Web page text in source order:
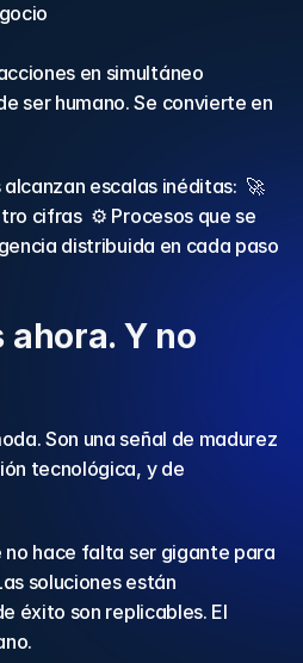
en simultáneo
ser humano. Se convierte en
escalas inéditas:  🚀
cifras  ⚙️ Procesos que se
distribuida en cada paso
ahora. Y no
Son una señal de madurez
tecnológica, y de
no hace falta ser gigante para
soluciones están
éxito son replicables. El